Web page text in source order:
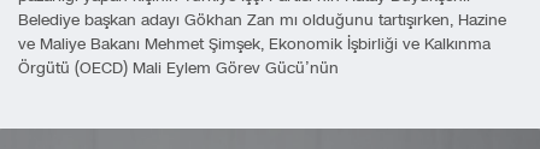
Belediye başkan adayı Gökhan Zan mı olduğunu tartışırken, Hazine
ve Maliye Bakanı Mehmet Şimşek, Ekonomik İşbirliği ve Kalkınma
Örgütü (OECD) Mali Eylem Görev Gücü’nün